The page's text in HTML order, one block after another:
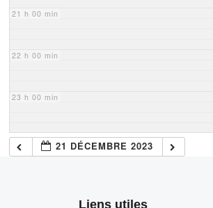
21 h 00 min
22 h 00 min
23 h 00 min
21 DÉCEMBRE 2023
Liens utiles